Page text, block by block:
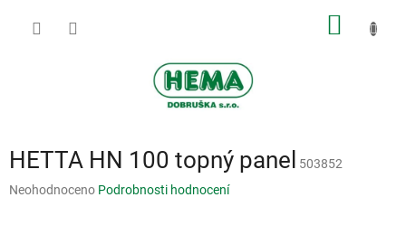
HETTA HN 100 topný panel
503852
Průměrné
Neohodnoceno Podrobnosti hodnocení